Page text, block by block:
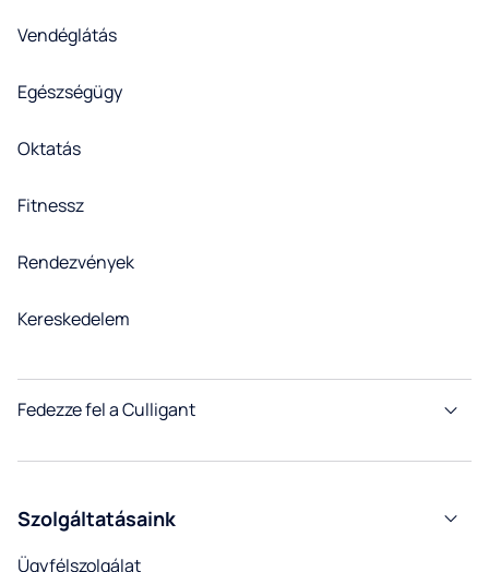
Vendéglátás
Egészségügy
Oktatás
Fitnessz
Rendezvények
Kereskedelem
Fedezze fel a Culligant
Szolgáltatásaink
Ügyfélszolgálat